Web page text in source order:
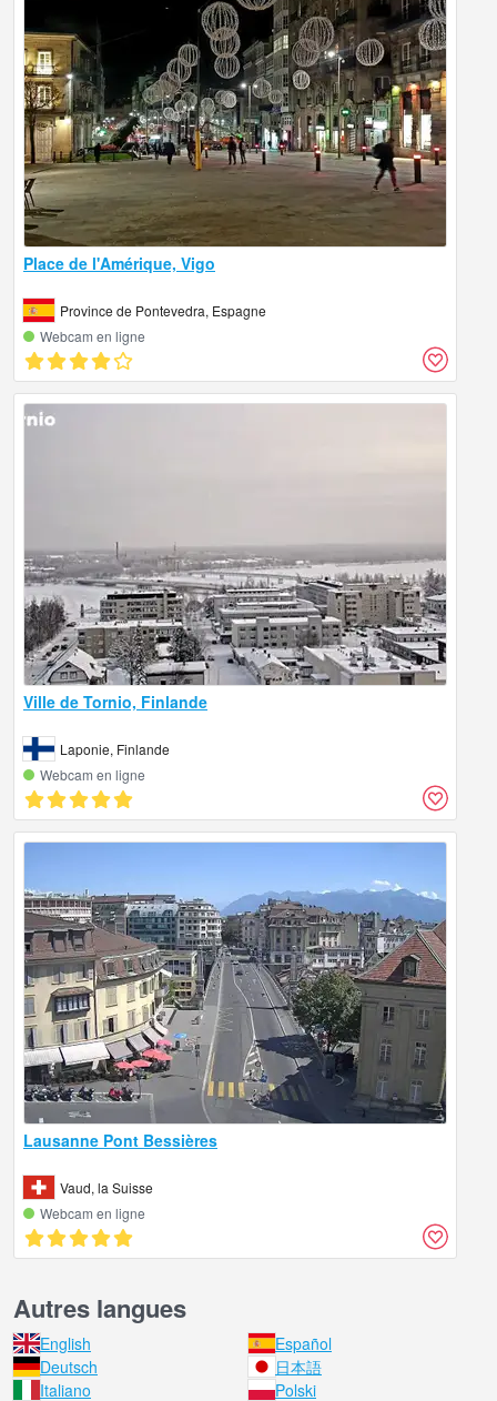
Place de l'Amérique, Vigo
Province de Pontevedra, Espagne
Webcam en ligne
Ville de Tornio, Finlande
Laponie, Finlande
Webcam en ligne
Lausanne Pont Bessières
Vaud, la Suisse
Webcam en ligne
Autres langues
English
Español
Deutsch
日本語
Italiano
Polski